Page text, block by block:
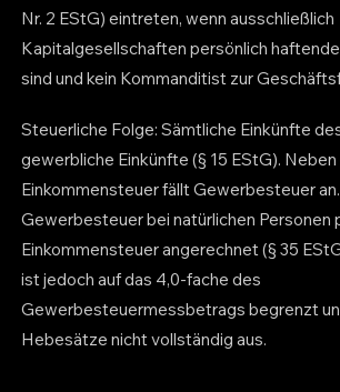
Nr. 2 EStG) eintreten, wenn ausschließlich
Kapitalgesellschaften persönlich
sind und kein Kommanditist zur
Steuerliche Folge: Sämtliche Einkünfte
gewerbliche Einkünfte (§ 15 EStG).
Einkommensteuer fällt Gewerbesteuer
Gewerbesteuer bei natürlichen Personen
Einkommensteuer angerechnet (§ 35
ist jedoch auf das 4,0-fache des
Gewerbesteuermessbetrags begrenzt
Hebesätze nicht vollständig aus.